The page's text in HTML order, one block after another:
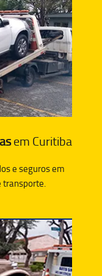
em Curitiba
e seguros em
transporte.